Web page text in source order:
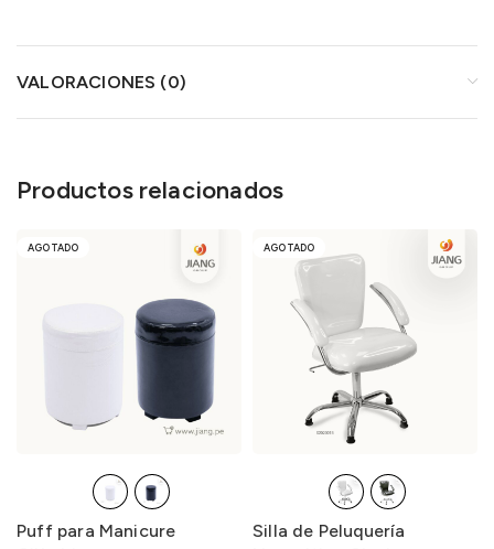
VALORACIONES (0)
Productos relacionados
AGOTADO
Puff para Manicure
AGOTADO
Silla de Peluquería